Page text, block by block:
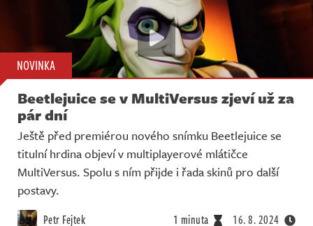
NOVINKA
Beetlejuice se v MultiVersus zjeví už za
pár dní
Ještě před premiérou nového snímku Beetlejuice se
titulní hrdina objeví v multiplayerové mlátičce
MultiVersus. Spolu s ním přijde i řada skinů pro další
postavy.
Petr Fejtek 1 minuta 16. 8. 2024